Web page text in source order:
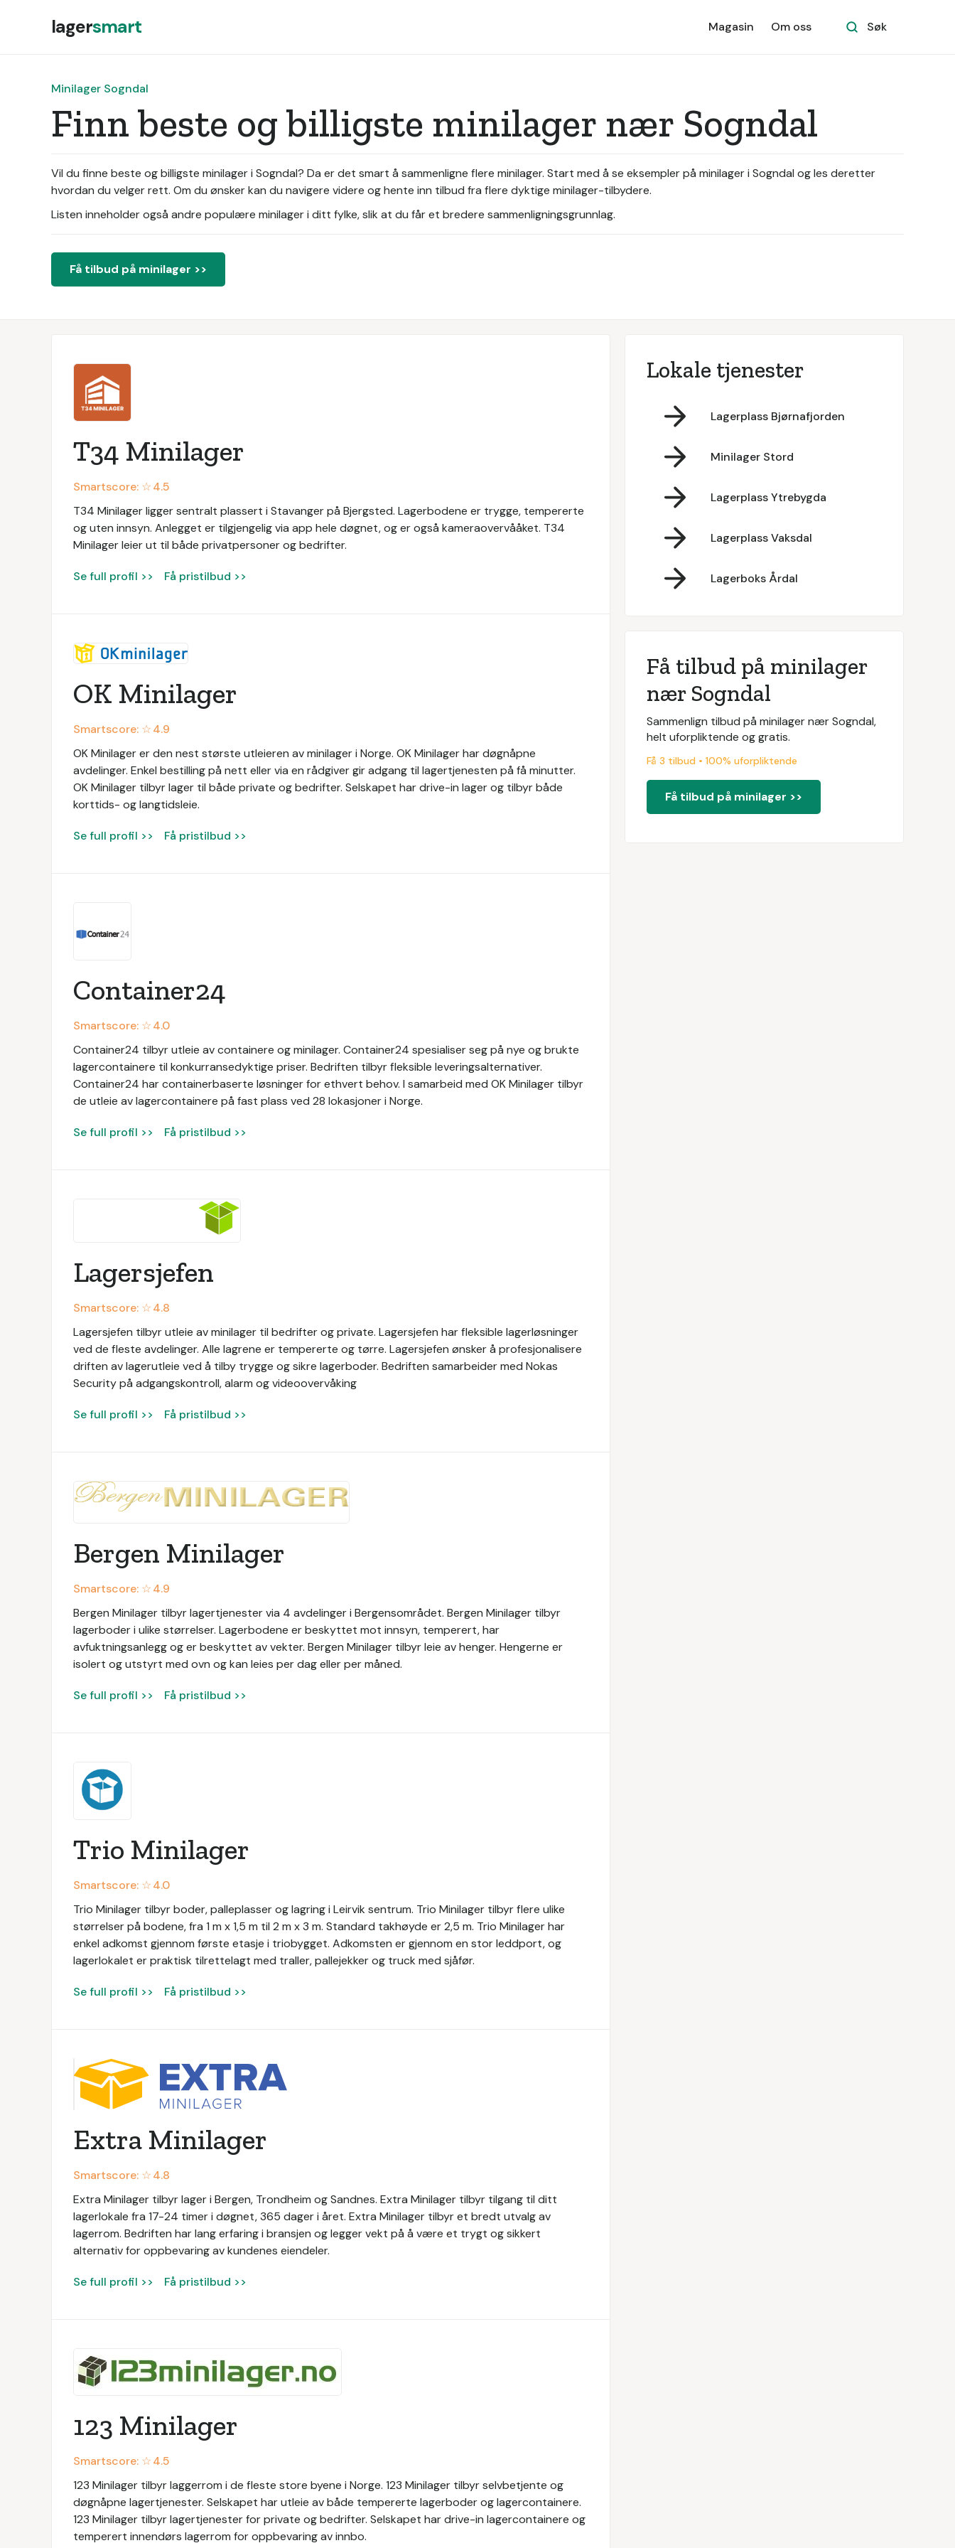
lagersmart Magasin Om oss Søk
Minilager Sogndal
Finn beste og billigste minilager nær Sogndal
Vil du finne beste og billigste minilager i Sogndal? Da er det smart å sammenligne flere minilager. Start med å se eksempler på minilager i Sogndal og les deretter
hvordan du velger rett. Om du ønsker kan du navigere videre og hente inn tilbud fra flere dyktige minilager-tilbydere.
Listen inneholder også andre populære minilager i ditt fylke, slik at du får et bredere sammenligningsgrunnlag.
Få tilbud på minilager >>
T34 Minilager
Smartscore: ☆4.5
T34 Minilager ligger sentralt plassert i Stavanger på Bjergsted. Lagerbodene er trygge, tempererte
og uten innsyn. Anlegget er tilgjengelig via app hele døgnet, og er også kameraovervååket. T34
Minilager leier ut til både privatpersoner og bedrifter.
Se full profil >> Få pristilbud >>
OK Minilager
Smartscore: ☆4.9
OK Minilager er den nest største utleieren av minilager i Norge. OK Minilager har døgnåpne
avdelinger. Enkel bestilling på nett eller via en rådgiver gir adgang til lagertjenesten på få minutter.
OK Minilager tilbyr lager til både private og bedrifter. Selskapet har drive-in lager og tilbyr både
korttids- og langtidsleie.
Se full profil >> Få pristilbud >>
Container24
Smartscore: ☆4.0
Container24 tilbyr utleie av containere og minilager. Container24 spesialiser seg på nye og brukte
lagercontainere til konkurransedyktige priser. Bedriften tilbyr fleksible leveringsalternativer.
Container24 har containerbaserte løsninger for ethvert behov. I samarbeid med OK Minilager tilbyr
de utleie av lagercontainere på fast plass ved 28 lokasjoner i Norge.
Se full profil >> Få pristilbud >>
Lagersjefen
Smartscore: ☆4.8
Lagersjefen tilbyr utleie av minilager til bedrifter og private. Lagersjefen har fleksible lagerløsninger
ved de fleste avdelinger. Alle lagrene er tempererte og tørre. Lagersjefen ønsker å profesjonalisere
driften av lagerutleie ved å tilby trygge og sikre lagerboder. Bedriften samarbeider med Nokas
Security på adgangskontroll, alarm og videoovervåking
Se full profil >> Få pristilbud >>
Bergen Minilager
Smartscore: ☆4.9
Bergen Minilager tilbyr lagertjenester via 4 avdelinger i Bergensområdet. Bergen Minilager tilbyr
lagerboder i ulike størrelser. Lagerbodene er beskyttet mot innsyn, temperert, har
avfuktningsanlegg og er beskyttet av vekter. Bergen Minilager tilbyr leie av henger. Hengerne er
isolert og utstyrt med ovn og kan leies per dag eller per måned.
Se full profil >> Få pristilbud >>
Trio Minilager
Smartscore: ☆4.0
Trio Minilager tilbyr boder, palleplasser og lagring i Leirvik sentrum. Trio Minilager tilbyr flere ulike
størrelser på bodene, fra 1 m x 1,5 m til 2 m x 3 m. Standard takhøyde er 2,5 m. Trio Minilager har
enkel adkomst gjennom første etasje i triobygget. Adkomsten er gjennom en stor leddport, og
lagerlokalet er praktisk tilrettelagt med traller, pallejekker og truck med sjåfør.
Se full profil >> Få pristilbud >>
Extra Minilager
Smartscore: ☆4.8
Extra Minilager tilbyr lager i Bergen, Trondheim og Sandnes. Extra Minilager tilbyr tilgang til ditt
lagerlokale fra 17-24 timer i døgnet, 365 dager i året. Extra Minilager tilbyr et bredt utvalg av
lagerrom. Bedriften har lang erfaring i bransjen og legger vekt på å være et trygt og sikkert
alternativ for oppbevaring av kundenes eiendeler.
Se full profil >> Få pristilbud >>
123 Minilager
Smartscore: ☆4.5
123 Minilager tilbyr laggerrom i de fleste store byene i Norge. 123 Minilager tilbyr selvbetjente og
døgnåpne lagertjenester. Selskapet har utleie av både tempererte lagerboder og lagercontainere.
123 Minilager tilbyr lagertjenester for private og bedrifter. Selskapet har drive-in lagercontainere og
temperert innendørs lagerrom for oppbevaring av innbo.
Lokale tjenester
Lagerplass Bjørnafjorden
Minilager Stord
Lagerplass Ytrebygda
Lagerplass Vaksdal
Lagerboks Årdal
Få tilbud på minilager
nær Sogndal
Sammenlign tilbud på minilager nær Sogndal,
helt uforpliktende og gratis.
Få 3 tilbud • 100% uforpliktende
Få tilbud på minilager >>